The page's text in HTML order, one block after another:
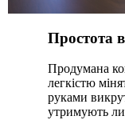
Простота
Продумана
легкістю
руками
утримують